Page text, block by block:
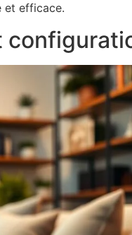
et efficace.